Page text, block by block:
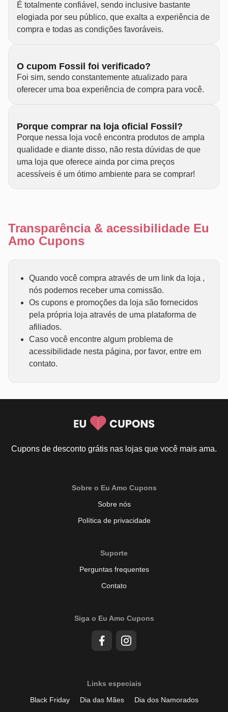
É totalmente confiável, sendo inclusive bastante
elogiada por seu público, que exalta a experiência de
compra e todas as condições favoráveis.
O cupom Fossil foi verificado?
Foi sim, sendo constantemente atualizado para
oferecer uma boa experiência de compra para você.
Porque comprar na loja oficial Fossil?
Porque nessa loja você encontra produtos de ampla
qualidade e diante disso, não resta dúvidas de que
uma loja que oferece ainda por cima preços
acessíveis é um ótimo ambiente para se comprar!
Transparência & acessibilidade Eu
Amo Cupons
Quando você compra através de um link da loja ,
nós podemos receber uma comissão.
Os cupons e promoções da loja são fornecidos
pela própria loja através de uma plataforma de
afiliados.
Caso você encontre algum problema de
acessibilidade nesta página, por favor, entre em
contato.
Cupons de desconto grátis nas lojas que você mais ama.
Sobre o Eu Amo Cupons
Sobre nós
Política de privacidade
Suporte
Perguntas frequentes
Contato
Siga o Eu Amo Cupons
Links especiais
Black Friday
Dia das Mães Dia dos Namorados